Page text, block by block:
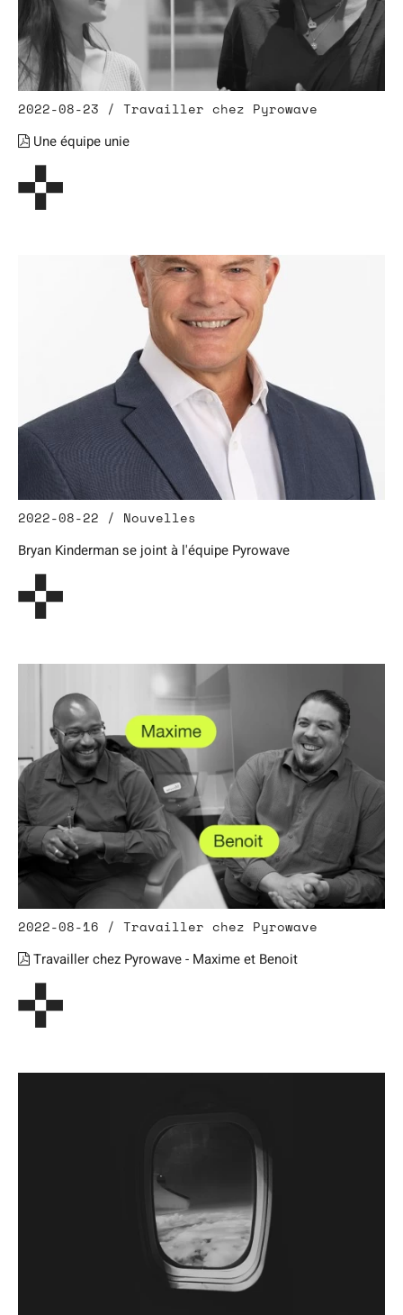
2022-08-23 / Travailler chez Pyrowave
Une équipe unie
2022-08-22 / Nouvelles
Bryan Kinderman se joint à l'équipe Pyrowave
2022-08-16 / Travailler chez Pyrowave
Travailler chez Pyrowave - Maxime et Benoit